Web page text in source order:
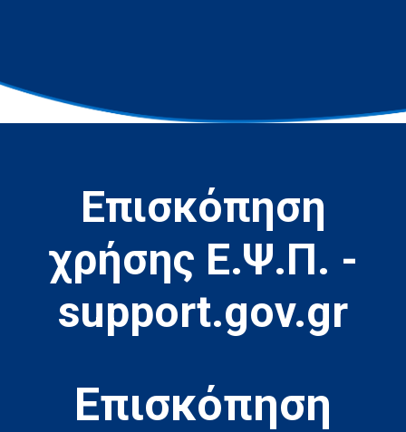
Επισκόπηση
χρήσης Ε.Ψ.Π. -
support.gov.gr
Eπισκόπηση